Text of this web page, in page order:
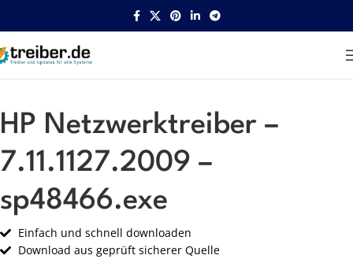
Startseite HP Netzwerk
HP Netzwerktreiber –
7.11.1127.2009 –
sp48466.exe
Einfach und schnell downloaden
Download aus geprüft sicherer Quelle